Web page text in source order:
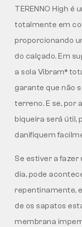
TERENNO High
totalmente em
proporcionando
do calçado. Em
a sola Vibram®
garante que não
terreno. E se, por
biqueira será útil,
danifiquem
Se estiver a
dia, pode
repentinamente,
de os sapatos
membrana